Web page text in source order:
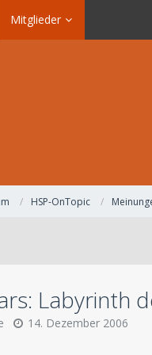
Mitglieder
HSP-OnTopic
Labyrinth
14. Dezember 2006